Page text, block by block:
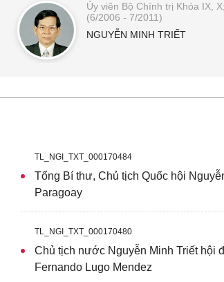
Ủy viên Bộ Chính trị Khóa IX,
(6/2006 - 7/2011)
NGUYỄN MINH TRIẾT
TL_NGI_TXT_000170484
Tổng Bí thư, Chủ tịch Quốc hội
Paragoay
TL_NGI_TXT_000170480
Chủ tịch nước Nguyễn Minh Triết hội
Fernando Lugo Mendez